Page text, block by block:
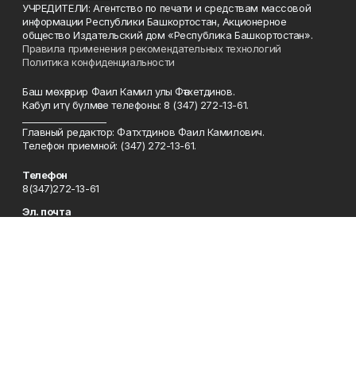
УЧРЕДИТЕЛИ: Агентство по печати и средствам массовой
информации Республики Башкортостан, Акционерное
общество Издательский дом «Республика Башкортостан».
Правила применения рекомендательных технологий
Политика конфиденциальности
Баш мөхәррир Фаил Камил улы Фәтхетдинов.
Кабул итү бүлмәсе телефоны: 8 (347) 272-13-61.
Главный редактор: Фатхтдинов Фаил Камилович.
Телефон приемной: (347) 272-13-61.
Телефон
8(347)272-13-61
Эл. почта